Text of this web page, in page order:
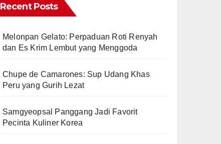
Recent Posts
Melonpan Gelato: Perpaduan Roti Renyah
dan Es Krim Lembut yang Menggoda
Chupe de Camarones: Sup Udang Khas
Peru yang Gurih Lezat
Samgyeopsal Panggang Jadi Favorit
Pecinta Kuliner Korea